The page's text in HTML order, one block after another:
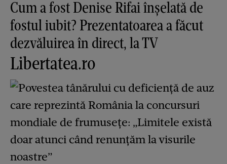
Cum a fost Denise Rifai înșelată de
fostul iubit? Prezentatoarea a făcut
dezvăluirea în direct, la TV
Libertatea.ro